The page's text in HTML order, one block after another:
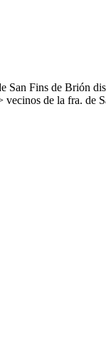
Fins de Brión
de la fra. de